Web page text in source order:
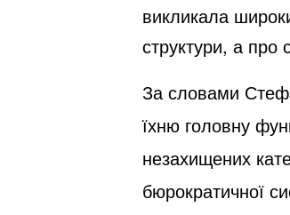
викликала
структури, а про
За словами
їхню головну
незахищених
бюрократичної